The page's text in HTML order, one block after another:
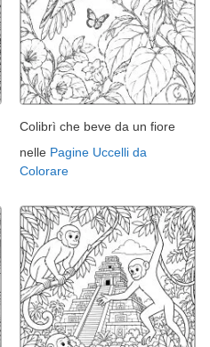
Colibrì che beve da un fiore
nelle Pagine Uccelli da
Colorare